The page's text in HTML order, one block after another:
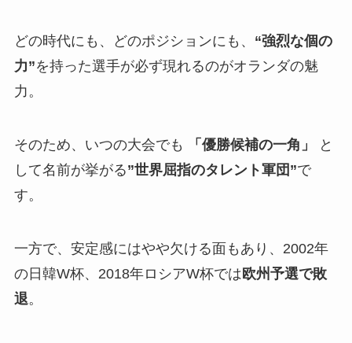
どの時代にも、どのポジションにも、 “強烈な個の
力”を持った選手が必ず現れるのがオランダの魅
力。
そのため、いつの大会でも 「優勝候補の一角」
と
して名前が挙がる”世界屈指のタレント軍団”で
す。
一方で、安定感にはやや欠ける面もあり、2002年
の日韓W杯、2018年ロシアW杯では欧州予選で敗
退。